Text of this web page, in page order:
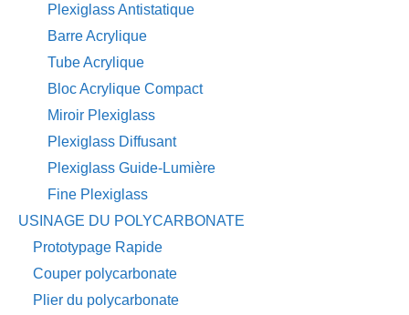
Plexiglass Antistatique
Barre Acrylique
Tube Acrylique
Bloc Acrylique Compact
Miroir Plexiglass
Plexiglass Diffusant
Plexiglass Guide-Lumière
Fine Plexiglass
USINAGE DU POLYCARBONATE
Prototypage Rapide
Couper polycarbonate
Plier du polycarbonate